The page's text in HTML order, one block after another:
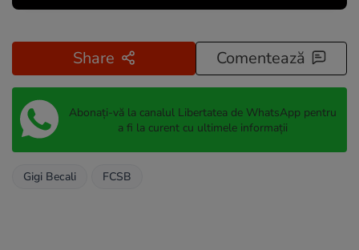
Share Comentează
Abonați-vă la canalul Libertatea de WhatsApp pentru
a fi la curent cu ultimele informații
Gigi Becali FCSB